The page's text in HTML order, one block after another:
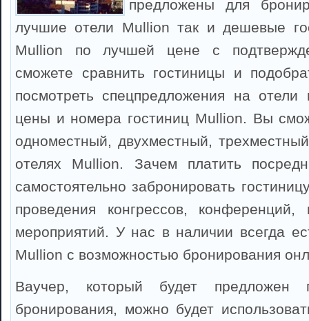
предложены для
лучшие отели Mullion так и дешевые
Mullion по лучшей цене с
сможете сравнить гостиницы и
посмотреть спецпредложения на
цены и номера гостиниц Mullion. Вы
одноместный, двухместный,
отелях Mullion. Зачем платить
самостоятельно забронировать
проведения конгрессов, конференций,
мероприятий. У нас в наличии всегда
Mullion с возможностью бронирования
Ваучер, который будет предложен
бронирования, можно будет